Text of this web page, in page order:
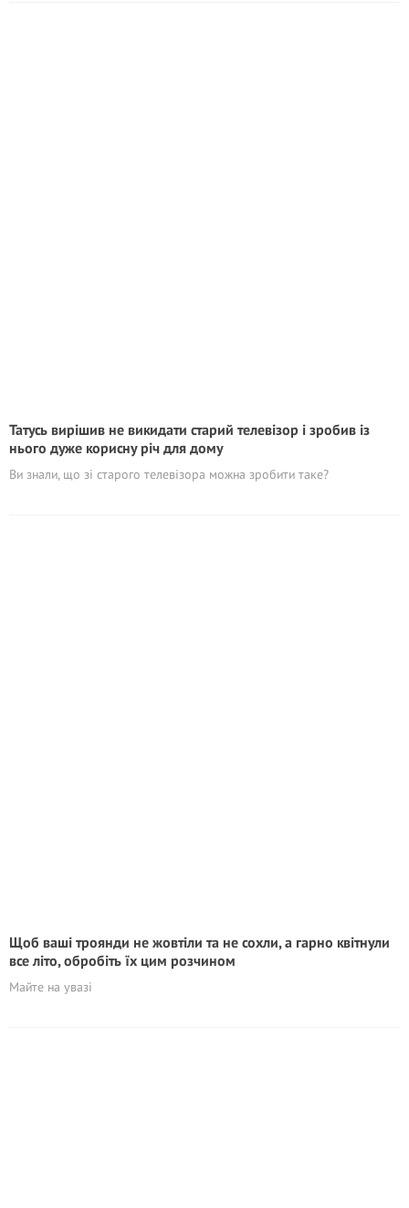
Татусь вирішив не викидати старий телевізор і зробив із
нього дуже корисну річ для дому
Ви знали, що зі старого телевізора можна зробити таке?
Щоб ваші троянди не жовтіли та не сохли, а гарно квітнули
все літо, обробіть їх цим розчином
Майте на увазі